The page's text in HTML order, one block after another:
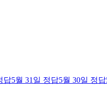
답5월 31일 정답5월 30일 정답